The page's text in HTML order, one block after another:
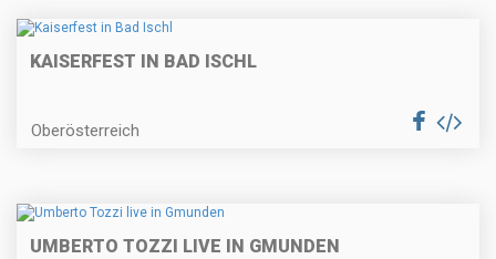
KAISERFEST IN BAD ISCHL
Oberösterreich
UMBERTO TOZZI LIVE IN GMUNDEN